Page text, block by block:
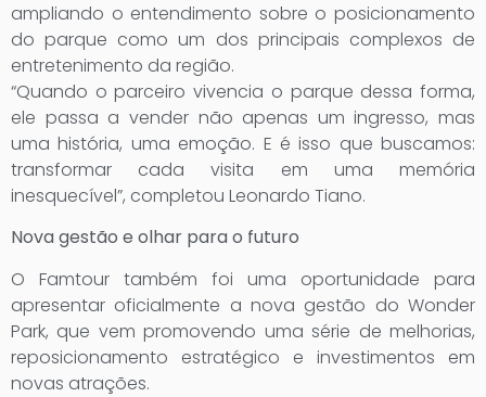
ampliando o entendimento sobre o posicionamento
do parque como um dos principais complexos de
entretenimento da região.
“Quando o parceiro vivencia o parque dessa forma,
ele passa a vender não apenas um ingresso, mas
uma história, uma emoção. E é isso que buscamos:
transformar cada visita em uma memória
inesquecível”, completou Leonardo Tiano.
Nova gestão e olhar para o futuro
O Famtour também foi uma oportunidade para
apresentar oficialmente a nova gestão do Wonder
Park, que vem promovendo uma série de melhorias,
reposicionamento estratégico e investimentos em
novas atrações.